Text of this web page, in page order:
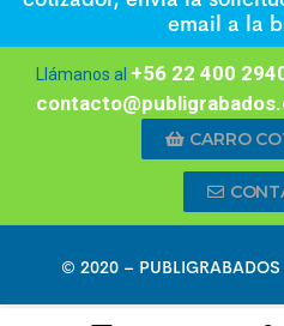
email a la
Llámanos al +56 22 400
CARRO
© 2020 – PUBLIGRABADOS